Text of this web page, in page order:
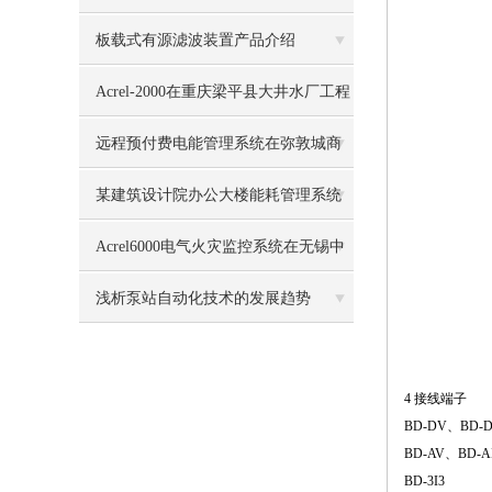
的应用
板载式有源滤波装置产品介绍
Acrel-2000在重庆梁平县大井水厂工程
项目的应用
远程预付费电能管理系统在弥敦城商
业广场的设计与应用
某建筑设计院办公大楼能耗管理系统
的设计与应用
Acrel6000电气火灾监控系统在无锡中
航雷电613所应用
浅析泵站自动化技术的发展趋势
4 接线端子
BD-DV、BD-
BD-AV、BD-
BD-3I3